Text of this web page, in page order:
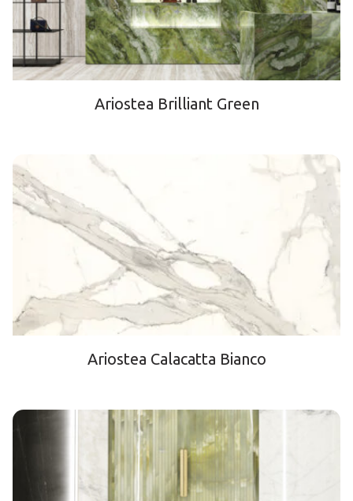
Ariostea Brilliant Green
Ariostea Calacatta Bianco